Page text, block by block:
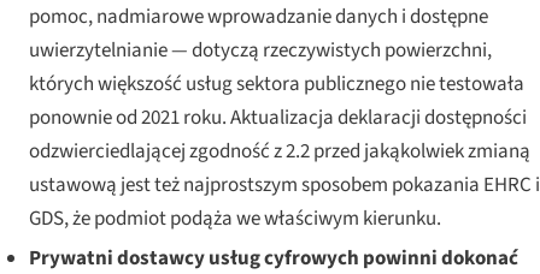
pomoc, nadmiarowe wprowadzanie danych i dostępne
uwierzytelnianie — dotyczą rzeczywistych powierzchni,
których większość usług sektora publicznego nie testowała
ponownie od 2021 roku. Aktualizacja deklaracji dostępności
odzwierciedlającej zgodność z 2.2 przed jakąkolwiek zmianą
ustawową jest też najprostszym sposobem pokazania EHRC i
GDS, że podmiot podąża we właściwym kierunku.
Prywatni dostawcy usług cyfrowych powinni dokonać